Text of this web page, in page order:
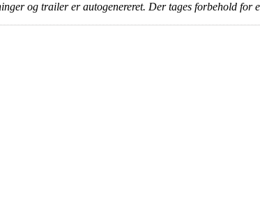
og trailer er autogenereret. Der tages forbehold for